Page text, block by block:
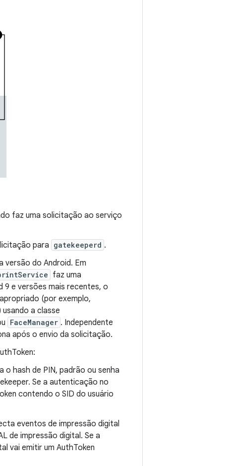
faz uma solicitação ao serviço
para gatekeeperd .
versão do Android. Em
faz uma
9 e versões mais recentes, o
(por exemplo,
a classe
FaceManager . Independente
após o envio da solicitação.
o hash de PIN, padrão ou senha
Se a autenticação no
contendo o SID do usuário
eventos de impressão digital
de impressão digital. Se a
vai emitir um AuthToken